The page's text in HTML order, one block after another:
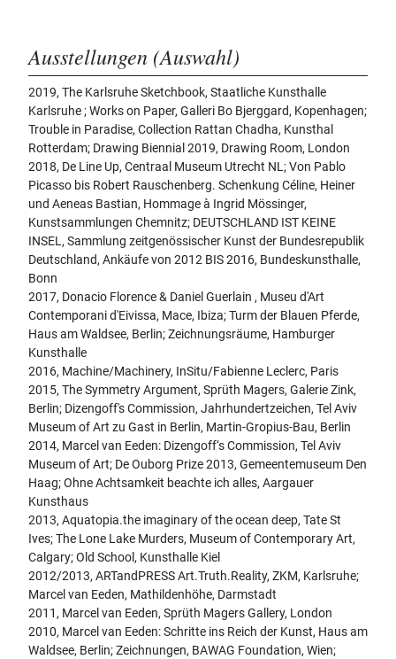
Ausstellungen (Auswahl)
2019, The Karlsruhe Sketchbook, Staatliche Kunsthalle
Karlsruhe ; Works on Paper, Galleri Bo Bjerggard, Kopenhagen;
Trouble in Paradise, Collection Rattan Chadha, Kunsthal
Rotterdam; Drawing Biennial 2019, Drawing Room, London
2018, De Line Up, Centraal Museum Utrecht NL; Von Pablo
Picasso bis Robert Rauschenberg. Schenkung Céline, Heiner
und Aeneas Bastian, Hommage à Ingrid Mössinger,
Kunstsammlungen Chemnitz; DEUTSCHLAND IST KEINE
INSEL, Sammlung zeitgenössischer Kunst der Bundesrepublik
Deutschland, Ankäufe von 2012 BIS 2016, Bundeskunsthalle,
Bonn
2017, Donacio Florence & Daniel Guerlain , Museu d'Art
Contemporani d'Eivissa, Mace, Ibiza; Turm der Blauen Pferde,
Haus am Waldsee, Berlin; Zeichnungsräume, Hamburger
Kunsthalle
2016, Machine/Machinery, InSitu/Fabienne Leclerc, Paris
2015, The Symmetry Argument, Sprüth Magers, Galerie Zink,
Berlin; Dizengoff's Commission, Jahrhundertzeichen, Tel Aviv
Museum of Art zu Gast in Berlin, Martin-Gropius-Bau, Berlin
2014, Marcel van Eeden: Dizengoff‘s Commission, Tel Aviv
Museum of Art; De Ouborg Prize 2013, Gemeentemuseum Den
Haag; Ohne Achtsamkeit beachte ich alles, Aargauer
Kunsthaus
2013, Aquatopia.the imaginary of the ocean deep, Tate St
Ives; The Lone Lake Murders, Museum of Contemporary Art,
Calgary; Old School, Kunsthalle Kiel
2012/2013, ARTandPRESS Art.Truth.Reality, ZKM, Karlsruhe;
Marcel van Eeden, Mathildenhöhe, Darmstadt
2011, Marcel van Eeden, Sprüth Magers Gallery, London
2010, Marcel van Eeden: Schritte ins Reich der Kunst, Haus am
Waldsee, Berlin; Zeichnungen, BAWAG Foundation, Wien;